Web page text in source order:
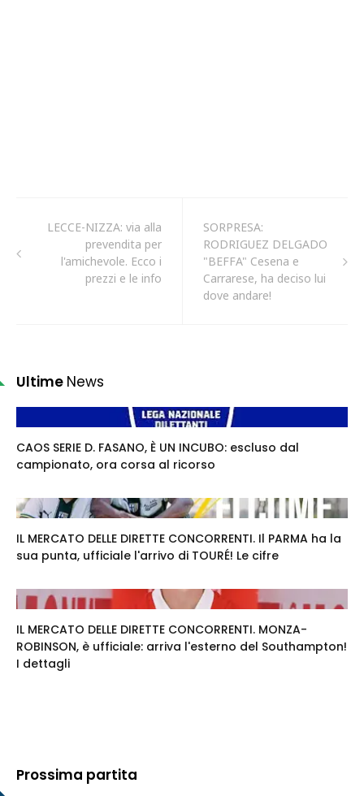
LECCE-NIZZA: via alla
prevendita per
l'amichevole. Ecco i
prezzi e le info
SORPRESA:
RODRIGUEZ DELGADO
"BEFFA" Cesena e
Carrarese, ha deciso lui
dove andare!
Ultime News
CAOS SERIE D. FASANO, È UN INCUBO: escluso dal
campionato, ora corsa al ricorso
IL MERCATO DELLE DIRETTE CONCORRENTI. Il PARMA ha la
sua punta, ufficiale l'arrivo di TOURÉ! Le cifre
IL MERCATO DELLE DIRETTE CONCORRENTI. MONZA-
ROBINSON, è ufficiale: arriva l'esterno del Southampton!
I dettagli
Prossima partita